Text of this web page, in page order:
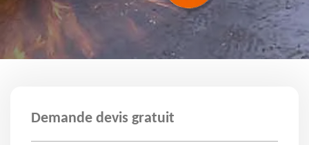
Demande devis gratuit